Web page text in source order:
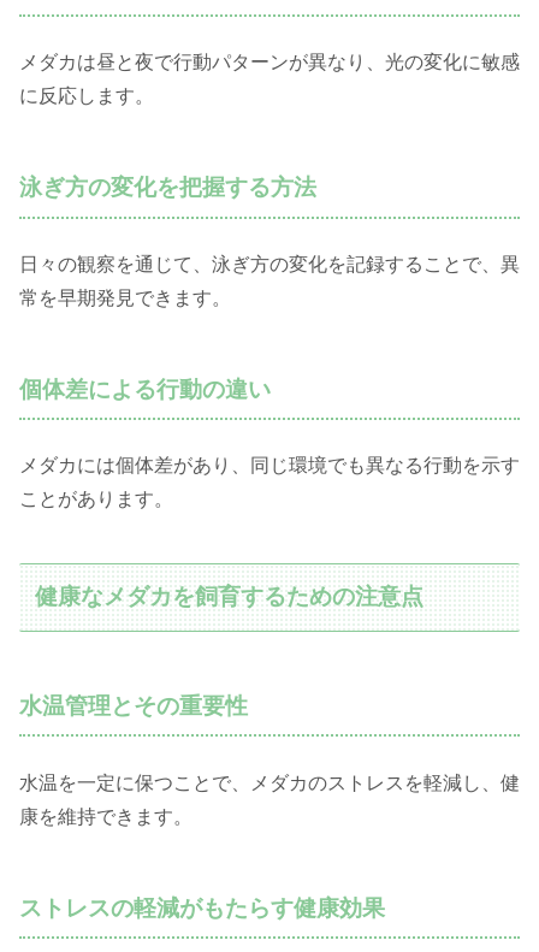
メダカは昼と夜で行動パターンが異なり、光の変化に敏感
に反応します。
泳ぎ方の変化を把握する方法
日々の観察を通じて、泳ぎ方の変化を記録することで、異
常を早期発見できます。
個体差による行動の違い
メダカには個体差があり、同じ環境でも異なる行動を示す
ことがあります。
健康なメダカを飼育するための注意点
水温管理とその重要性
水温を一定に保つことで、メダカのストレスを軽減し、健
康を維持できます。
ストレスの軽減がもたらす健康効果